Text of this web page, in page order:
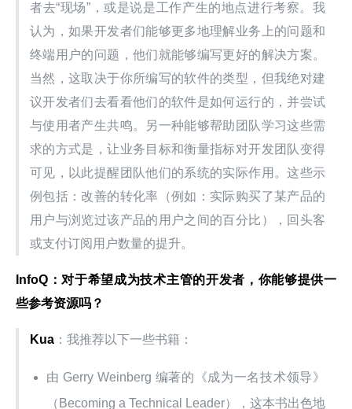
者去“现场”，或是说是工作产生的地点进行考察。我
认为，如果开发者们能够更多地理解业务上的问题和
终端用户的问题，他们就能够编写更好的解决方案。
当然，这取决于你所编写的软件的类型，但我绝对建
议开发者们去看看他们的软件是如何运行的，并尝试
与使用者产生共鸣。另一种能够帮助团队学习这些需
求的方式是，让业务目标和衡量指标对开发团队变得
可见，以此提醒团队他们的系统的实际作用。这些示
例包括：改善的转化率（例如：实际购买了某产品的
用户与浏览过该产品的用户之间的百分比），回头客
或支付订阅用户数量的提升。
InfoQ ：对于希望成为技术主管的开发者，你能够提供一
些参考资源吗？
Kua ：我推荐以下一些书籍：
由 Gerry Weinberg 编著的《成为一名技术领导》
（Becoming a Technical Leader），这本书出色地